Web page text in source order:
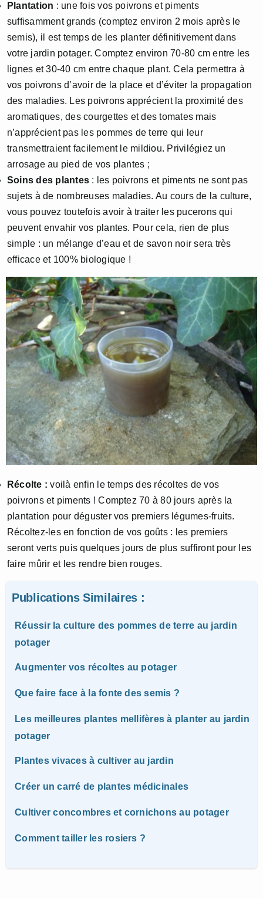
Plantation : une fois vos poivrons et piments
suffisamment grands (comptez environ 2 mois après le
semis), il est temps de les planter définitivement dans
votre jardin potager. Comptez environ 70-80 cm entre les
lignes et 30-40 cm entre chaque plant. Cela permettra à
vos poivrons d’avoir de la place et d’éviter la propagation
des maladies. Les poivrons apprécient la proximité des
aromatiques, des courgettes et des tomates mais
n’apprécient pas les pommes de terre qui leur
transmettraient facilement le mildiou. Privilégiez un
arrosage au pied de vos plantes ;
Soins des plantes : les poivrons et piments ne sont pas
sujets à de nombreuses maladies. Au cours de la culture,
vous pouvez toutefois avoir à traiter les pucerons qui
peuvent envahir vos plantes. Pour cela, rien de plus
simple : un mélange d’eau et de savon noir sera très
efficace et 100% biologique !
Récolte :voilà enfin le temps des récoltes de vos
poivrons et piments ! Comptez 70 à 80 jours après la
plantation pour déguster vos premiers légumes-fruits.
Récoltez-les en fonction de vos goûts : les premiers
seront verts puis quelques jours de plus suffiront pour les
faire mûrir et les rendre bien rouges.
Publications Similaires :
Réussir la culture des pommes de terre au jardin
potager
Augmenter vos récoltes au potager
Que faire face à la fonte des semis ?
Les meilleures plantes mellifères à planter au jardin
potager
Plantes vivaces à cultiver au jardin
Créer un carré de plantes médicinales
Cultiver concombres et cornichons au potager
Comment tailler les rosiers ?